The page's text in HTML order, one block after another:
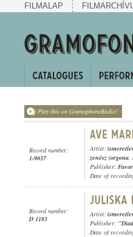
FILMALAP
Play this on GramophoneRadio!
Record number:
1-9037
Artist:
zenész (orgona,
Publisher:
Date of
Record number:
D 1183
Artist:
Publisher:
Date of